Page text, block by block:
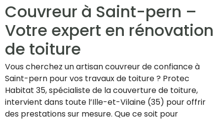
Couvreur à Saint-pern –
Votre expert en rénovation
de toiture
Vous cherchez un artisan couvreur de confiance à
Saint-pern pour vos travaux de toiture ? Protec
Habitat 35, spécialiste de la couverture de toiture,
intervient dans toute l’Ille-et-Vilaine (35) pour offrir
des prestations sur mesure. Que ce soit pour